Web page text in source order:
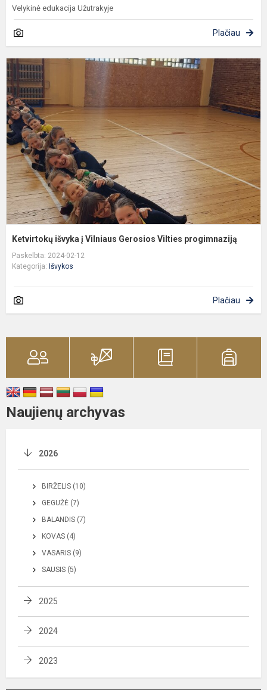
Velykinė edukacija Užutrakyje
Plačiau
Ketvirtokų išvyka į Vilniaus Gerosios Vilties progimnaziją
Paskelbta: 2024-02-12
Kategorija: Išvykos
Plačiau
Naujienų archyvas
2026
BIRŽELIS (10)
GEGUŽĖ (7)
BALANDIS (7)
KOVAS (4)
VASARIS (9)
SAUSIS (5)
2025
2024
2023